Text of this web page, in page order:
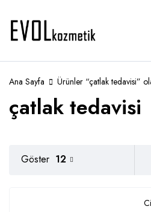
Ana Sayfa Ürünler “çatlak tedavisi”
çatlak tedavisi
Göster 12